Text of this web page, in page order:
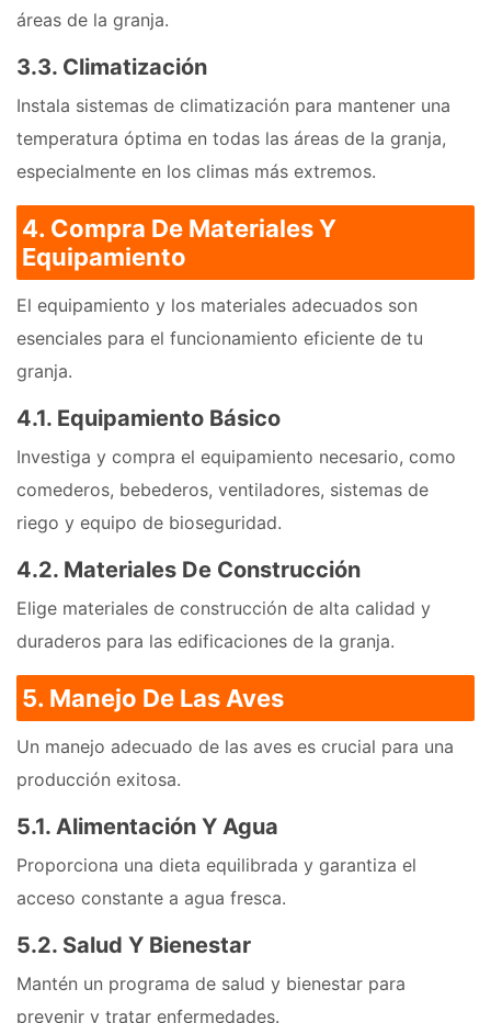
áreas de la granja.
3.3. Climatización
Instala sistemas de climatización para mantener una
temperatura óptima en todas las áreas de la granja,
especialmente en los climas más extremos.
4. Compra De Materiales Y
Equipamiento
El equipamiento y los materiales adecuados son
esenciales para el funcionamiento eficiente de tu
granja.
4.1. Equipamiento Básico
Investiga y compra el equipamiento necesario, como
comederos, bebederos, ventiladores, sistemas de
riego y equipo de bioseguridad.
4.2. Materiales De Construcción
Elige materiales de construcción de alta calidad y
duraderos para las edificaciones de la granja.
5. Manejo De Las Aves
Un manejo adecuado de las aves es crucial para una
producción exitosa.
5.1. Alimentación Y Agua
Proporciona una dieta equilibrada y garantiza el
acceso constante a agua fresca.
5.2. Salud Y Bienestar
Mantén un programa de salud y bienestar para
prevenir y tratar enfermedades.